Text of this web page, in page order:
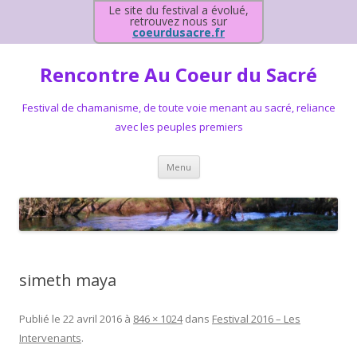
Le site du festival a évolué,
retrouvez nous sur
coeurdusacre.fr
Rencontre Au Coeur du Sacré
Festival de chamanisme, de toute voie menant au sacré, reliance
avec les peuples premiers
Menu Aller au contenu principal
simeth maya
Publié le 22 avril 2016 à 846 × 1024dans Festival 2016 – Les
Intervenants.